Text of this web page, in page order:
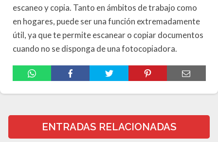
escaneo y copia. Tanto en ámbitos de trabajo como
en hogares, puede ser una función extremadamente
útil, ya que te permite escanear o copiar documentos
cuando no se disponga de una fotocopiadora.
ENTRADAS RELACIONADAS